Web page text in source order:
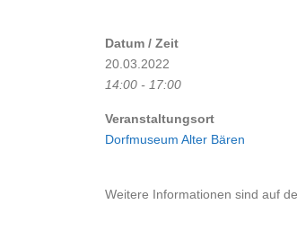
Datum / Zeit
20.03.2022
14:00 - 17:00
Veranstaltungsort
Dorfmuseum Alter Bären
Weitere Informationen sind auf